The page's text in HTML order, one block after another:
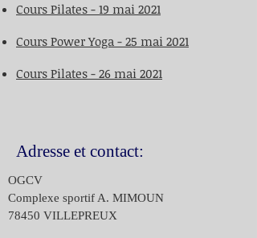
​Cours Pilates - 19 mai 2021
Cours Power Yoga - 25 mai 2021
​Cours Pilates - 26 mai 2021
Adresse et contact:
OGCV
Complexe sportif A. MIMOUN
78450 VILLEPREUX